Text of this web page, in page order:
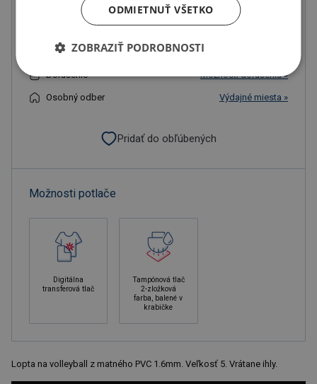
Doručenie Možnosti doručenia »
Osobný odber Výdajné miesta »
Pridať do obľúbených
Možnosti potlače
Digitálna
transferová tlač
Tampónová tlač
2-zložková
farba, balené v
krabičke
Lopta na volleyball z matného PVC 1.6mm. Veľkosť 5. Vrátane ihly.
ODMIETNUŤ VŠETKO
ZOBRAZIŤ PODROBNOSTI